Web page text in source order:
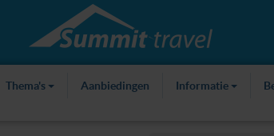
Thema's Aanbiedingen Informatie